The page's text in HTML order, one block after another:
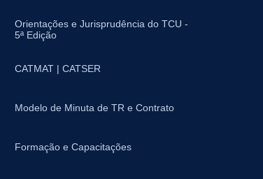
Orientações e Jurisprudência do TCU -
5ª Edição
CATMAT | CATSER
Modelo de Minuta de TR e Contrato
Formação e Capacitações